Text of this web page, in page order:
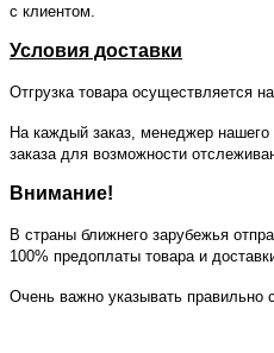
с клиентом.
Условия доставки
Отгрузка товара осуществляется
На каждый заказ, менеджер нашего
заказа для возможности
Внимание!
В страны ближнего зарубежья
100% предоплаты товара и
Очень важно указывать правильно